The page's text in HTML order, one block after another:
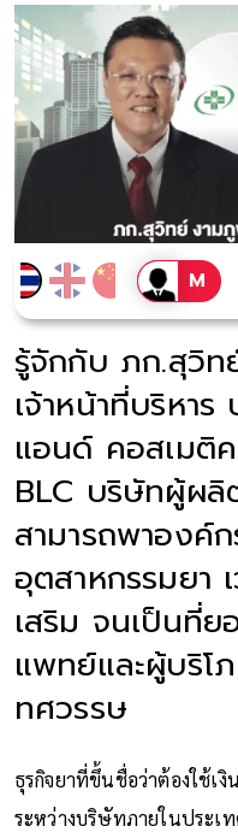
รู้จักกับ ภก.สุวิท
เจ้าหน้าที่บริหา
แอนด์ คอสเมติ
BLC บริษัทผู้ผลิ
สามารถพาองค์
อุตสาหกรรมยา
เสริม จนเป็นที่ย
แพทย์และผู้บริโ
ทศวรรษ
ธุรกิจยาที่ขึ้นชื่อว่าต้องใช้เ
ระหว่างบริษัทภายในประเ